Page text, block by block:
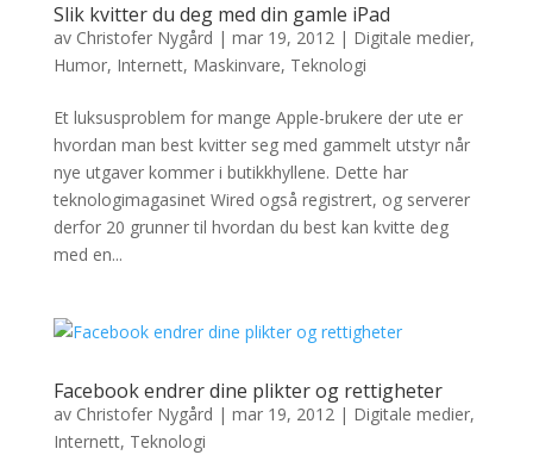
Slik kvitter du deg med din gamle iPad
av Christofer Nygård | mar 19, 2012| Digitale medier,
Humor, Internett, Maskinvare, Teknologi
Et luksusproblem for mange Apple-brukere der ute er
hvordan man best kvitter seg med gammelt utstyr når
nye utgaver kommer i butikkhyllene. Dette har
teknologimagasinet Wired også registrert, og serverer
derfor 20 grunner til hvordan du best kan kvitte deg
med en...
Facebook endrer dine plikter og rettigheter
av Christofer Nygård | mar 19, 2012| Digitale medier,
Internett, Teknologi